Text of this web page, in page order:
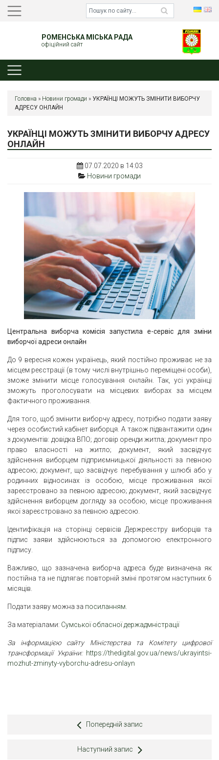
РОМЕНСЬКА МІСЬКА РАДА
офіційний сайт
Головна » Новини громади » УКРАЇНЦІ МОЖУТЬ ЗМІНИТИ ВИБОРЧУ
АДРЕСУ ОНЛАЙН
УКРАЇНЦІ МОЖУТЬ ЗМІНИТИ ВИБОРЧУ АДРЕСУ
ОНЛАЙН
07.07.2020 в 14:03
Новини громади
Центральна виборча комісія запустила е-сервіс для зміни
виборчої адреси онлайн
До 9 вересня кожен українець, який постійно проживає не за
місцем реєстрації (в тому числі внутрішньо переміщені особи),
зможе змінити місце голосування онлайн. Так, усі українці
зможуть проголосувати на місцевих виборах за місцем
фактичного проживання.
Для того, щоб змінити виборчу адресу, потрібно подати заяву
через особистий кабінет виборця. А також підвантажити один
з документів: довідка ВПО; договір оренди житла; документ про
право власності на житло; документ, який засвідчує
здійснення виборцем підприємницької діяльності за певною
адресою; документ, що засвідчує перебування у шлюбі або у
родинних відносинах із особою, місце проживання якої
зареєстровано за певною адресою; документ, який засвідчує
здійснення виборцем догляду за особою, місце проживання
якої зареєстровано за певною адресою.
Ідентифікація на сторінці сервісів Держреєстру виборців та
підпис заяви здійснюються за допомогою електронного
підпису.
Важливо, що зазначена виборча адреса буде визначена як
постійна та не підлягає повторній зміні протягом наступних 6
місяців.
Подати заяву можна за посиланням.
За матеріалами: Сумської обласної держадмністрації
За інформацією сайту Міністерства та Комітету цифрової
трансформації України: https://thedigital.gov.ua/news/ukrayintsi-
mozhut-zminyty-vyborchu-adresu-onlayn
Попередній запис
Наступний запис